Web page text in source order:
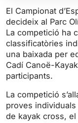
l
a
y
El Campionat
decideix al Parc
La competició ha
classificatòries
una baixada per
Cadí Canoë-
participants.
La competició
proves individuals
de kayak cross,